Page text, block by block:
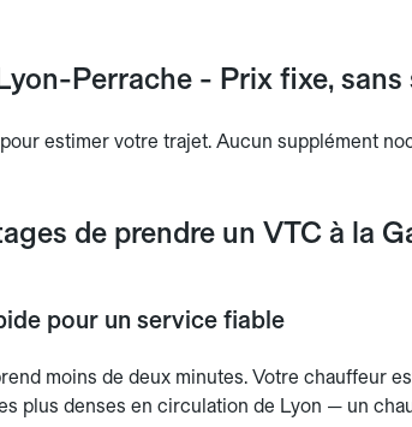
Perrache - Prix fixe,
estimer votre trajet. Aucun supplément
de prendre un VTC à la
pour un service fiable
moins de deux minutes. Votre chauffeur
plus denses en circulation de Lyon — un